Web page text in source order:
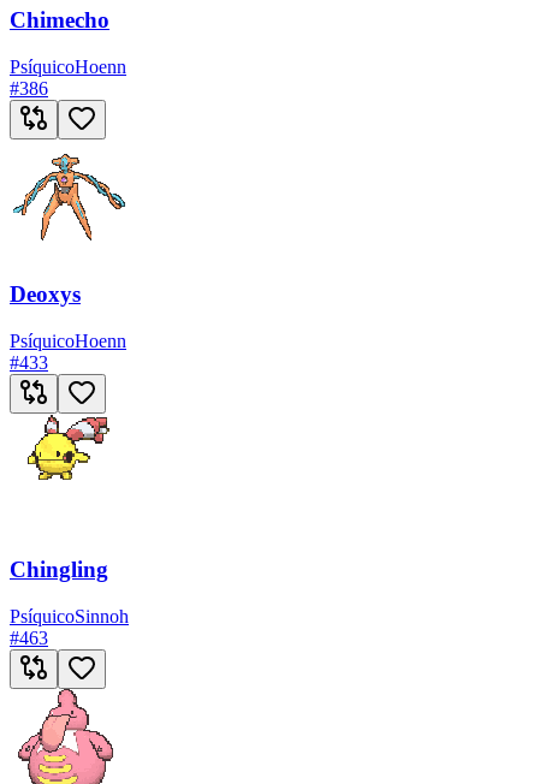
Chimecho
PsíquicoHoenn
#386
Deoxys
PsíquicoHoenn
#433
Chingling
PsíquicoSinnoh
#463